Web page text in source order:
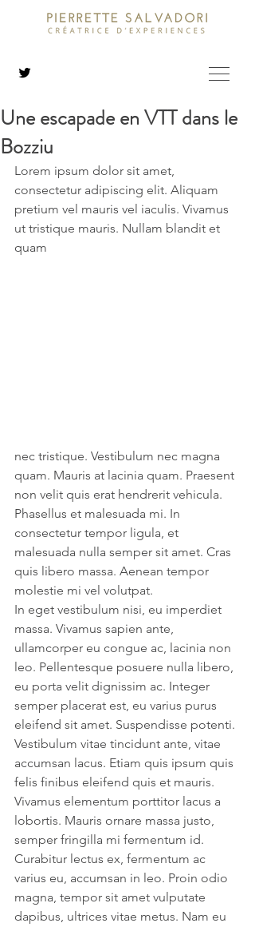
Une escapade en VTT dans le
Bozziu
Lorem ipsum dolor sit amet,
consectetur adipiscing elit. Aliquam
pretium vel mauris vel iaculis. Vivamus
ut tristique mauris. Nullam blandit et
quam
nec tristique. Vestibulum nec magna
quam. Mauris at lacinia quam. Praesent
non velit quis erat hendrerit vehicula.
Phasellus et malesuada mi. In
consectetur tempor ligula, et
malesuada nulla semper sit amet. Cras
quis libero massa. Aenean tempor
molestie mi vel volutpat.
In eget vestibulum nisi, eu imperdiet
massa. Vivamus sapien ante,
ullamcorper eu congue ac, lacinia non
leo. Pellentesque posuere nulla libero,
eu porta velit dignissim ac. Integer
semper placerat est, eu varius purus
eleifend sit amet. Suspendisse potenti.
Vestibulum vitae tincidunt ante, vitae
accumsan lacus. Etiam quis ipsum quis
felis finibus eleifend quis et mauris.
Vivamus elementum porttitor lacus a
lobortis. Mauris ornare massa justo,
semper fringilla mi fermentum id.
Curabitur lectus ex, fermentum ac
varius eu, accumsan in leo. Proin odio
magna, tempor sit amet vulputate
dapibus, ultrices vitae metus. Nam eu